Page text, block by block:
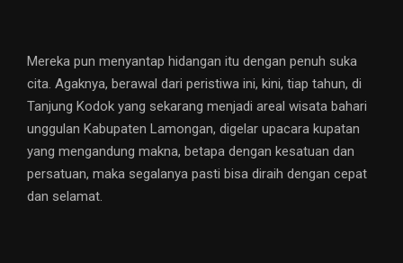
Mereka pun menyantap hidangan itu dengan penuh suka
cita. Agaknya, berawal dari peristiwa ini, kini, tiap tahun, di
Tanjung Kodok yang sekarang menjadi areal wisata bahari
unggulan Kabupaten Lamongan, digelar upacara kupatan
yang mengandung makna, betapa dengan kesatuan dan
persatuan, maka segalanya pasti bisa diraih dengan cepat
dan selamat.